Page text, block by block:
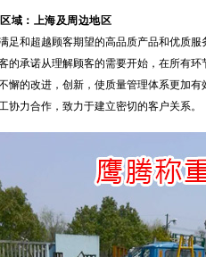
域：上海及周边地区
足和超越顾客期望的高品质产品和优质服
的承诺从理解顾客的需要开始，在所有环
懈的改进，创新，使质量管理体系更加有
协力合作，致力于建立密切的客户关系。